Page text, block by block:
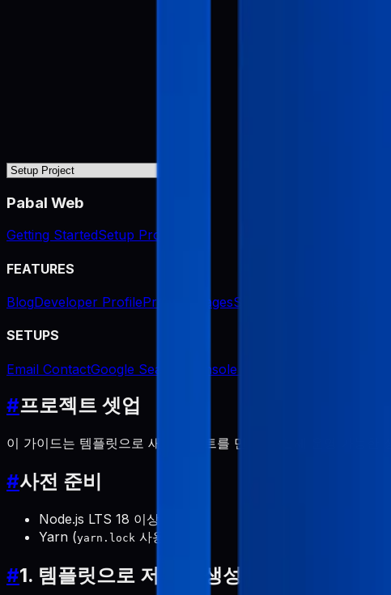
Pabal Web
Getting StartedSetup Project
FEATURES
BlogDeveloper ProfileProduct PagesScreenshot Generator
SETUPS
Email ContactGoogle Search Console Indexing
#프로젝트 셋업
이 가이드는 템플릿으로 새 프로젝트를 만든 뒤 실제 운영 가능한
#사전 준비
Node.js LTS 18 이상
Yarn (yarn.lock 사용)
#1. 템플릿으로 저장소 생성